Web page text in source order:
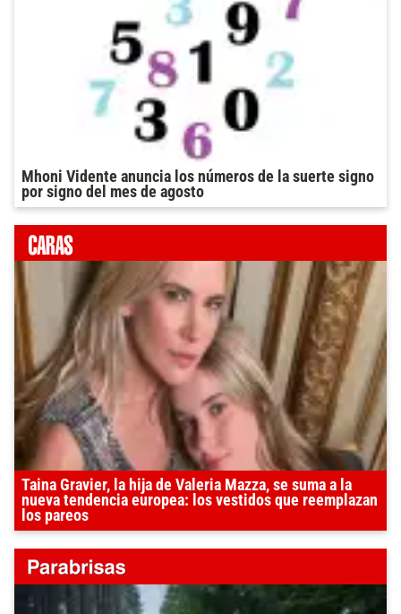
Mhoni Vidente anuncia los números de la suerte signo
por signo del mes de agosto
Taina Gravier, la hija de Valeria Mazza, se suma a la
nueva tendencia europea: los vestidos que reemplazan
los pareos